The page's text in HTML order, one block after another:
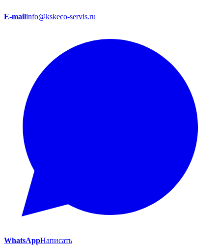
E-mailinfo@kskeco-servis.ru
WhatsAppНаписать